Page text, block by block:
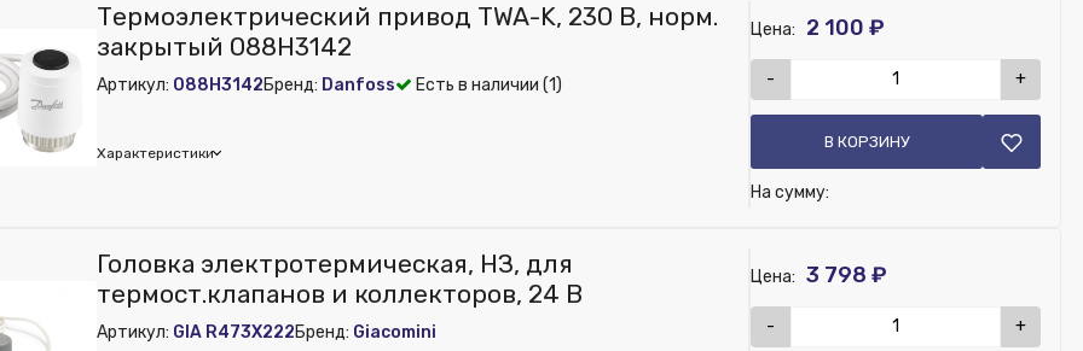
питания, В:
24 В
из публикации на веб-витрине mag1c:Нет
A
40
Термоэлектрический привод TWA-K, 230 В, норм.
закрытый 088H3142
Артикул: 088H3142Бренд: Danfoss Есть в наличии (1)
Характеристики
Цена: 2 100 ₽
- +
В КОРЗИНУ
На сумму:
из публикации на веб-витрине mag1c:
модели
Головка электротермическая, НЗ, для
термост.клапанов и коллекторов, 24 В
Артикул: GIA R473X222Бренд: Giacomini
Цена: 3 798 ₽
- +